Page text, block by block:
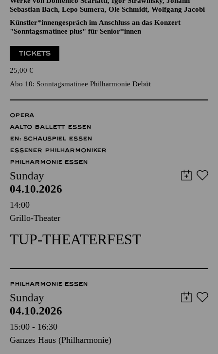
Sebastian Bach, Lepo Sumera, Ole Schmidt, Wolfgang Jacobi
Künstler*innengespräch im Anschluss an das Konzert
"Sonntagsmatinee plus" für Senior*innen
TICKETS
25,00 €
Abo 10: Sonntagsmatinee Philharmonie Debüt
OPERA
AALTO BALLETT ESSEN
EN: SCHAUSPIEL ESSEN
ESSENER PHILHARMONIKER
PHILHARMONIE ESSEN
Sunday
04.10.2026
14:00
Grillo-Theater
TUP-THEATERFEST
PHILHARMONIE ESSEN
Sunday
04.10.2026
15:00 - 16:30
Ganzes Haus (Philharmonie)